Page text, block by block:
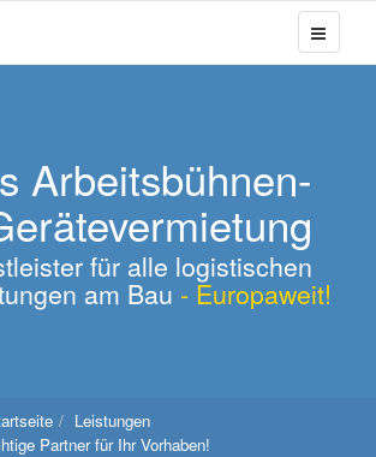
Arbeitsbühnen-
für alle logistischen
am Bau - Europaweit!
Leistungen
Partner für Ihr Vorhaben!